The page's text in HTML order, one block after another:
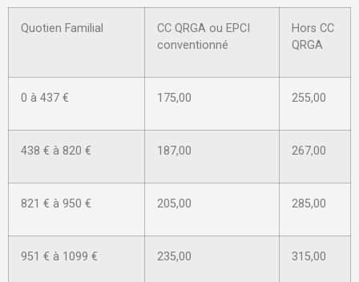
Quotien Familial
CC QRGA ou EPCI
conventionné
Hors CC
QRGA
0 à 437 € 175,00 255,00
438 € à 820 € 187,00 267,00
821 € à 950 € 205,00 285,00
951 € à 1099 € 235,00 315,00